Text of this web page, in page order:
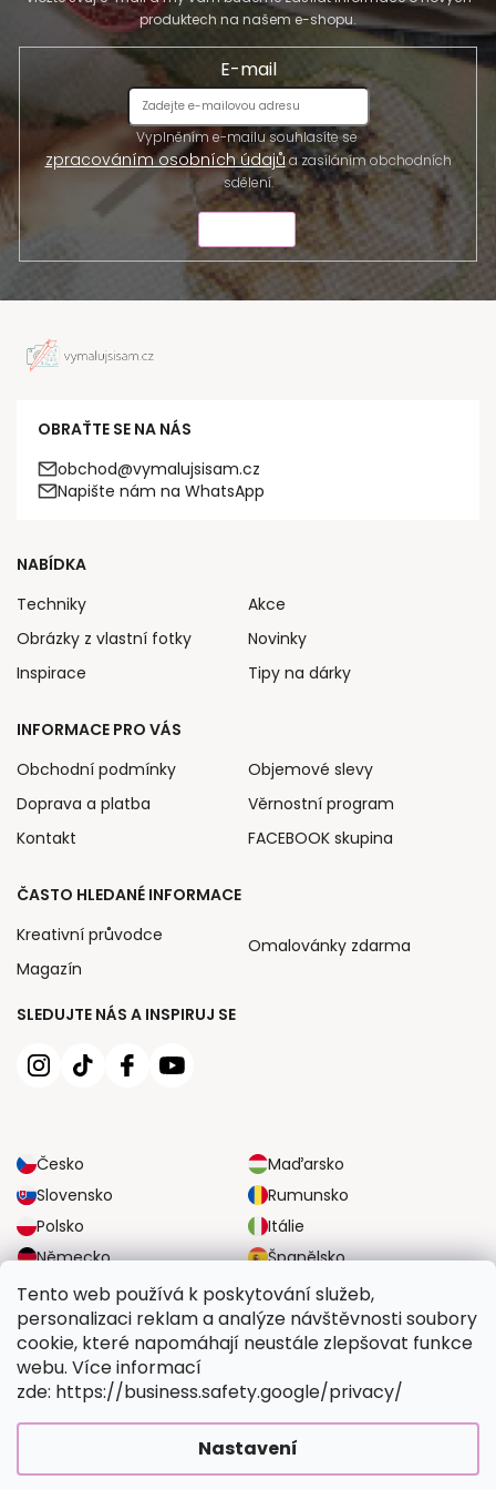
Tento web používá k poskytování služeb,
personalizaci reklam a analýze návštěvnosti soubory
cookie, které napomáhají neustále zlepšovat funkce
webu. Více informací
zde: https://business.safety.google/privacy/
Nastavení
produktech na našem e-shopu.
E-mail
Vyplněním e-mailu souhlasíte se
zpracováním osobních údajůa zasíláním obchodních
sdělení.
OBRAŤTE SE NA NÁS
obchod@vymalujsisam.cz
Napište nám na WhatsApp
SLEDUJTE NÁS A INSPIRUJ SE
Česko
Maďarsko
Slovensko
Rumunsko
Polsko
Itálie
Německo
Španělsko
Velká Británie
Rakousko
NABÍDKA
Techniky
Obrázky z vlastní fotky
Inspirace
Akce
Novinky
Tipy na dárky
INFORMACE PRO VÁS
Obchodní podmínky
Doprava a platba
Kontakt
Objemové slevy
Věrnostní program
FACEBOOK skupina
ČASTO HLEDANÉ INFORMACE
Kreativní průvodce
Magazín
Omalovánky zdarma
SPOLEHLIVÉ MOŽNOSTI DOPRAVY
BEZPEČNÉ MOŽNOSTI PLATBY